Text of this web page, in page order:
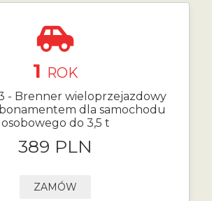
1 ROK
- Brenner wieloprzejazdowy
dla samochodu
osobowego do 3,5 t
389 PLN
ZAMÓW